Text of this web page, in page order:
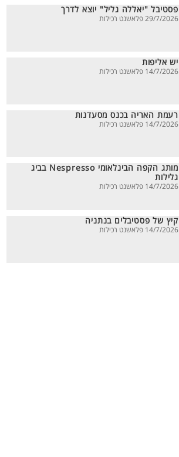
פסטיבל "יאללה גליל" יוצא לדרך
29/7/2026 פלאשנט רכילות
יש אליפות
14/7/2026 פלאשנט רכילות
רעמת האריה בכנס מסעדנות
14/7/2026 פלאשנט רכילות
מותג הקפה הבינלאומי Nespresso בביג
גלילות
14/7/2026 פלאשנט רכילות
קיץ של פסטיבלים בנתניה
14/7/2026 פלאשנט רכילות